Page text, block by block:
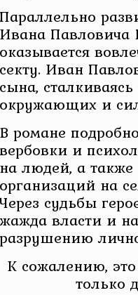
Параллельно
Ивана Павловича
оказывается
секту. Иван
сына,
окружающих и
В романе
вербовки и
на людей, а
организаций на
Через судьбы
жажда власти и
разрушению
К сожалению,
только